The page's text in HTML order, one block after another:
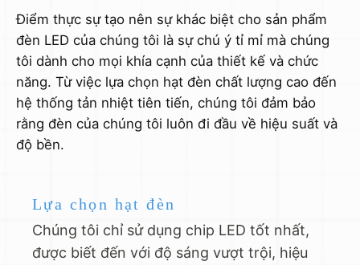
Điểm thực sự tạo nên sự khác biệt cho sản phẩm
đèn LED của chúng tôi là sự chú ý tỉ mỉ mà chúng
tôi dành cho mọi khía cạnh của thiết kế và chức
năng. Từ việc lựa chọn hạt đèn chất lượng cao đến
hệ thống tản nhiệt tiên tiến, chúng tôi đảm bảo
rằng đèn của chúng tôi luôn đi đầu về hiệu suất và
độ bền.
Lựa chọn hạt đèn
Chúng tôi chỉ sử dụng chip LED tốt nhất,
được biết đến với độ sáng vượt trội, hiệu